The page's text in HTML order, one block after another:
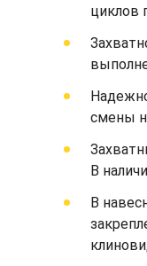
циклов
смены
В
В